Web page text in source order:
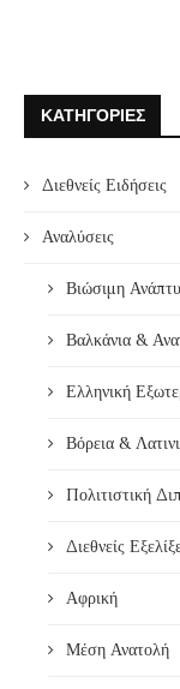
ΚΑΤΗΓΟΡΊΕΣ
Διεθνείς Ειδήσεις
Αναλύσεις
Βιώσιμη
Βαλκάνια &
Ελληνική
Βόρεια &
Πολιτιστική
Διεθνείς
Αφρική
Μέση Ανατολή